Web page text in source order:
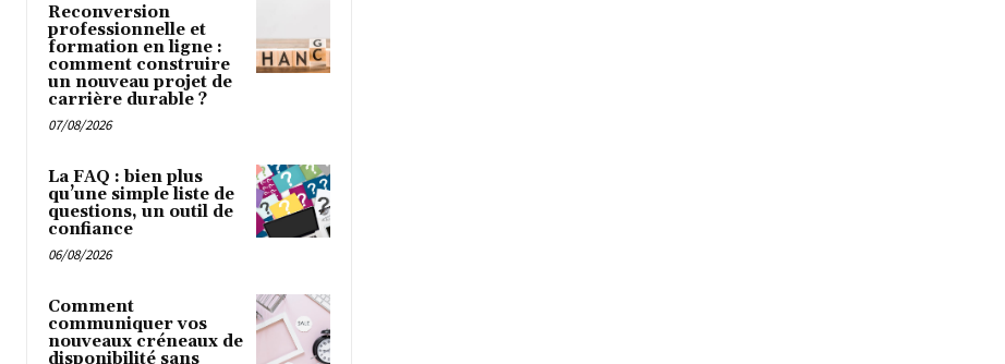
Reconversion
professionnelle et
formation en ligne :
comment construire
un nouveau projet de
carrière durable ?
07/08/2026
La FAQ : bien plus
qu’une simple liste de
questions, un outil de
confiance
06/08/2026
Comment
communiquer vos
nouveaux créneaux de
disponibilité sans